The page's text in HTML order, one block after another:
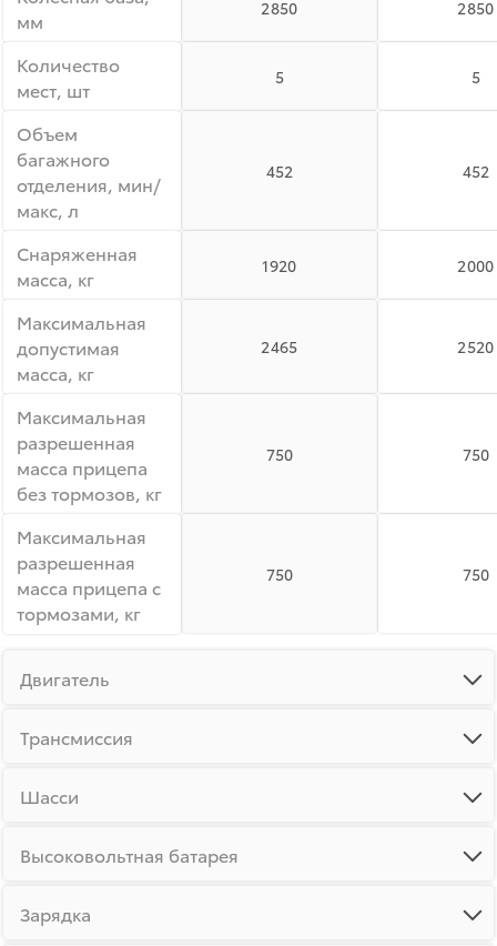
мм
2850 2850
Количество
мест, шт
5 5
Объем
багажного
отделения, мин/
макс, л
452 452
Снаряженная
масса, кг
1920 2000
Максимальная
допустимая
масса, кг
2465 2520
Максимальная
разрешенная
масса прицепа
без тормозов, кг
750 750
Максимальная
разрешенная
масса прицепа с
тормозами, кг
750 750
Двигатель
Трансмиссия
Шасси
Высоковольтная батарея
Зарядка